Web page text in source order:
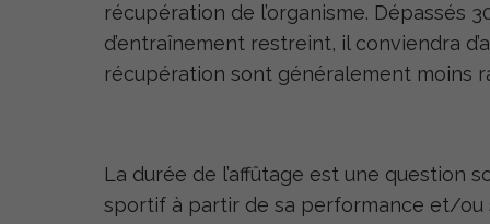
récupération de l’organisme. Dépassés
d’entraînement restreint, il conviendra
récupération sont généralement moins
La durée de l’affûtage est une
sportif à partir de sa performance et/ou